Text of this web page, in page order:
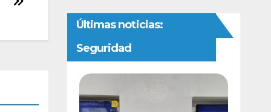
Últimas noticias:
Seguridad